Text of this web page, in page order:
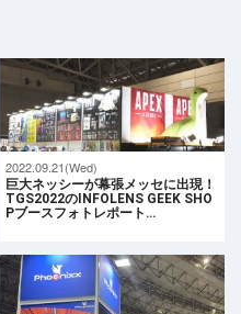
2022.09.21(Wed)
巨大ネッシーが幕張メッセに出現！
TGS2022のINFOLENS GEEK SHO
Pブースフォトレポート…